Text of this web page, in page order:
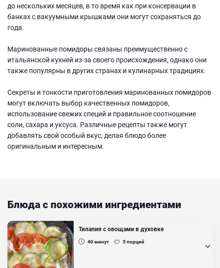
до нескольких месяцев, в то время как при консервации в
банках с вакуумными крышками они могут сохраняться до
года.
Маринованные помидоры связаны преимущественно с
итальянской кухней из-за своего происхождения, однако они
также популярны в других странах и кулинарных традициях.
Секреты и тонкости приготовления маринованных помидоров
могут включать выбор качественных помидоров,
использование свежих специй и правильное соотношение
соли, сахара и уксуса. Различные рецепты также могут
добавлять свой особый вкус, делая блюдо более
оригинальным и интересным.
Блюда с похожими ингредиентами
Тилапия с овощами в духовке
40минут 5порций